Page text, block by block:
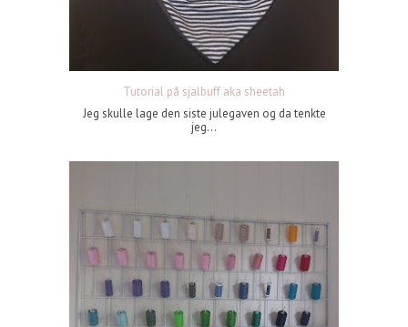
Tutorial på sjalbuff aka sheetah
Jeg skulle lage den siste julegaven og da tenkte
jeg...